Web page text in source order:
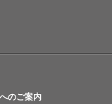
のご案内